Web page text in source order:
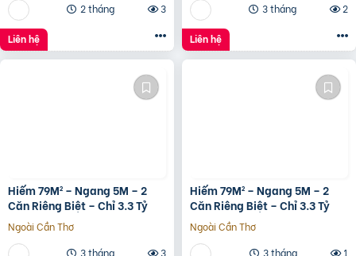
2 tháng
3
Liên hệ
3 tháng
2
Liên hệ
Hiếm 79M² – Ngang 5M – 2
Căn Riêng Biệt – Chỉ 3.3 Tỷ
Ngoài Cần Thơ
3 tháng
3
Hiếm 79M² – Ngang 5M – 2
Căn Riêng Biệt – Chỉ 3.3 Tỷ
Ngoài Cần Thơ
3 tháng
1